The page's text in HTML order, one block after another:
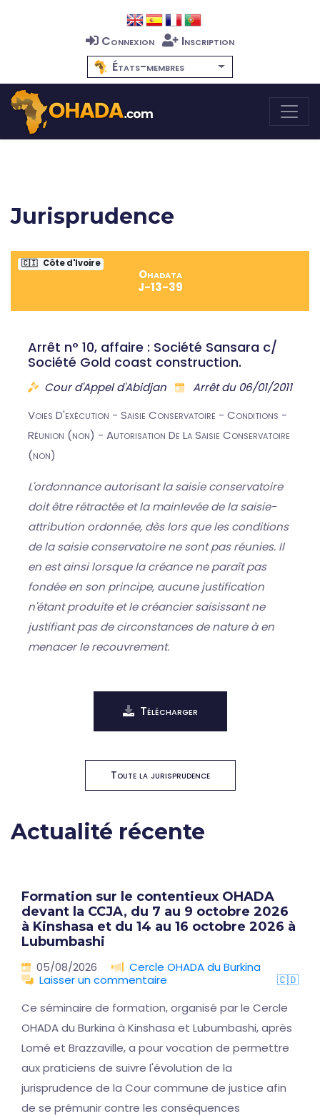
Connexion
Inscription
États-membres
Jurisprudence
🇨🇮 Côte d'Ivoire
Ohadata
J-13-39
Arrêt n° 10, affaire : Société Sansara c/
Société Gold coast construction.
Cour d'Appel d'Abidjan
Arrêt du 06/01/2011
Voies D'exécution - Saisie Conservatoire - Conditions -
Réunion (non) - Autorisation De La Saisie Conservatoire
(non)
L'ordonnance autorisant la saisie conservatoire
doit être rétractée et la mainlevée de la saisie-
attribution ordonnée, dès lors que les conditions
de la saisie conservatoire ne sont pas réunies. Il
en est ainsi lorsque la créance ne paraît pas
fondée en son principe, aucune justification
n'étant produite et le créancier saisissant ne
justifiant pas de circonstances de nature à en
menacer le recouvrement.
Télécharger
Toute la jurisprudence
Actualité récente
Formation sur le contentieux OHADA
devant la CCJA, du 7 au 9 octobre 2026
à Kinshasa et du 14 au 16 octobre 2026 à
Lubumbashi
05/08/2026
Cercle OHADA du Burkina
Laisser un commentaire
🇨🇩
Ce séminaire de formation, organisé par le Cercle
OHADA du Burkina à Kinshasa et Lubumbashi, après
Lomé et Brazzaville, a pour vocation de permettre
aux praticiens de suivre l'évolution de la
jurisprudence de la Cour commune de justice afin
de se prémunir contre les conséquences